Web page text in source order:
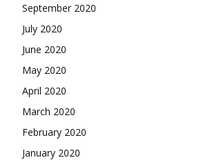
September 2020
July 2020
June 2020
May 2020
April 2020
March 2020
February 2020
January 2020